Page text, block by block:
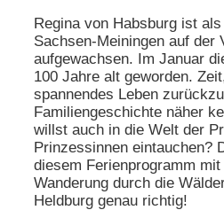
Regina von Habsburg ist
Sachsen-Meiningen auf der
aufgewachsen. Im Januar
100 Jahre alt geworden.
spannendes Leben
Familiengeschichte näher
willst auch in die Welt der
Prinzessinnen eintauchen?
diesem Ferienprogramm
Wanderung durch die
Heldburg genau richtig!